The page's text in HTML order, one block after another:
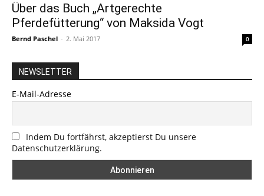
Über das Buch „Artgerechte
Pferdefütterung“ von Maksida Vogt
Bernd Paschel - 2. Mai 2017 0
NEWSLETTER
E-Mail-Adresse
Indem Du fortfährst, akzeptierst Du unsere
Datenschutzerklärung.